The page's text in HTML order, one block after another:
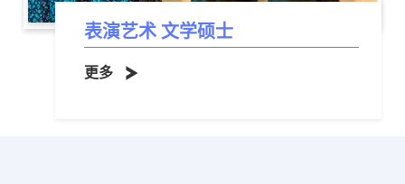
表演艺术 文学硕士
更多